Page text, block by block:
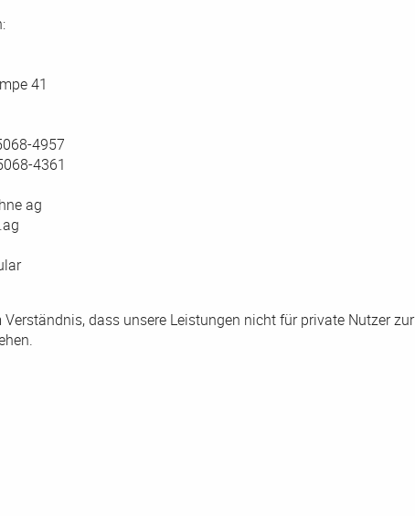
41
4957
4361
ag
dass unsere Leistungen nicht für private Nutzer zur